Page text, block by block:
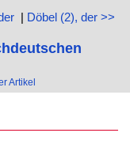
| Döbel (2), der >>
Artikel